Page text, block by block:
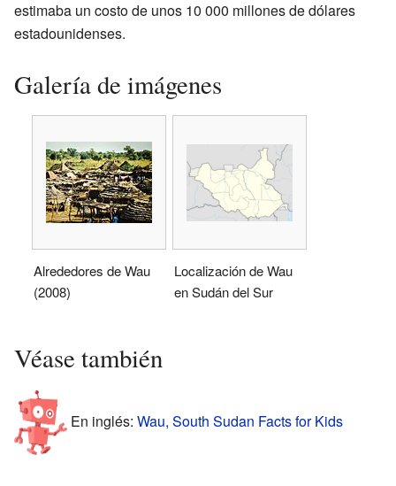
estimaba un costo de unos 10 000 millones de dólares
estadounidenses.
Galería de imágenes
Alrededores de Wau
(2008)
Localización de Wau
en Sudán del Sur
Véase también
En inglés: Wau, South Sudan Facts for Kids